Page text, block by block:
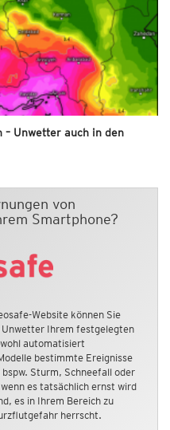
– Unwetter auch in den
von
Smartphone?
Website können Sie
Unwetter Ihrem festgelegten
automatisiert
bestimmte Ereignisse
Sturm, Schneefall oder
es tatsächlich ernst wird
es in Ihrem Bereich zu
herrscht.